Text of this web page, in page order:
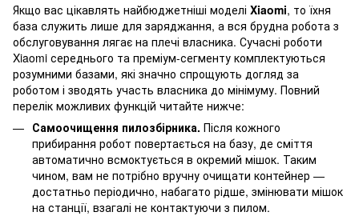
Якщо вас цікавлять найбюджетніші моделі Xiaomi, то їхня
база служить лише для заряджання, а вся брудна робота з
обслуговування лягає на плечі власника. Сучасні роботи
Xiaomi середнього та преміум-сегменту комплектуються
розумними базами, які значно спрощують догляд за
роботом і зводять участь власника до мінімуму. Повний
перелік можливих функцій читайте нижче:
Самоочищення пилозбірника. Після кожного
прибирання робот повертається на базу, де сміття
автоматично всмоктується в окремий мішок. Таким
чином, вам не потрібно вручну очищати контейнер —
достатньо періодично, набагато рідше, змінювати мішок
на станції, взагалі не контактуючи з пилом.